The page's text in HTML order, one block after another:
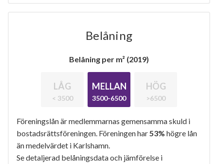
Belåning
Belåning per m² (2019)
LÅG
< 3500
MELLAN
3500-6500
HÖG
>6500
Föreningslån är medlemmarnas gemensamma skuld i
bostadsrättsföreningen. Föreningen har53% högre lån
än medelvärdet i Karlshamn.
Se detaljerad belåningsdata och jämförelse i